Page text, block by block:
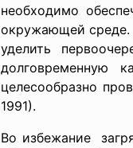
необходимо
окружающей среде.
уделить
долговременную
целесообразно
1991).
Во избежание